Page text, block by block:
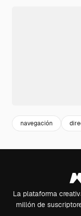
navegación
La plataforma
millón de